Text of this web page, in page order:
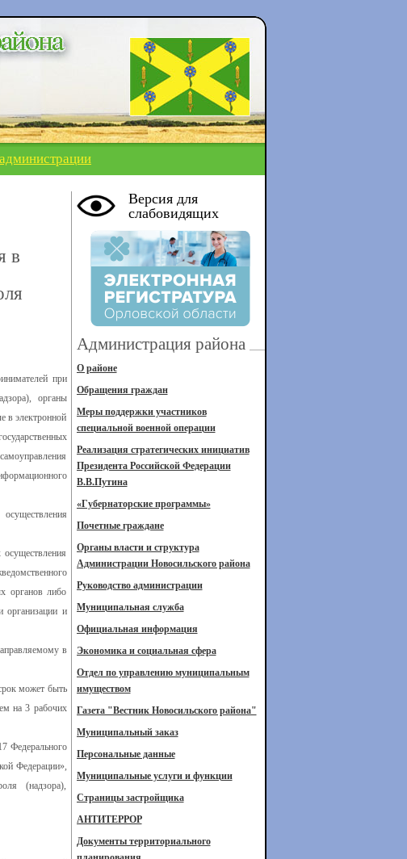
в
при
органы
в электронной
органов либо
организации и
в
может быть
на 3 рабочих
Федерального
Федерации»,
(надзора),
Версия для
слабовидящих
Администрация района
О районе
Обращения граждан
Меры поддержки участников
специальной военной операции
Реализация стратегических инициатив
Президента Российской Федерации
В.В.Путина
«Губернаторские программы»
Почетные граждане
Органы власти и структура
Администрации Новосильского района
Руководство администрации
Муниципальная служба
Официальная информация
Экономика и социальная сфера
Отдел по управлению муниципальным
имуществом
Газета "Вестник Новосильского района"
Муниципальный заказ
Персональные данные
Муниципальные услуги и функции
Страницы застройщика
АНТИТЕРРОР
Документы территориального